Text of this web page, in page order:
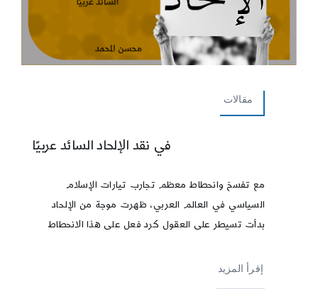
مقالات
في نقد الإلحاد السائد عربيًا
مع تفسخ وانحطاط معظم تجارب تيارات الإسلام
السياسي في العالم العربي، ظهرت موجة من الإلحاد
بدأت تسيطر على العقول كرد فعل على هذا الانحطاط
إقرأ المزيد